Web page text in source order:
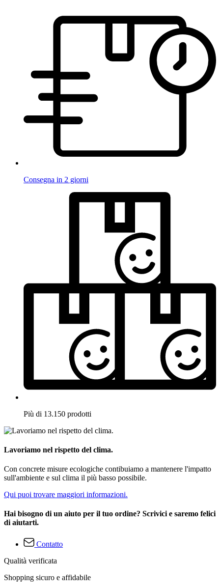
Consegna in 2 giorni
Più di 13.150 prodotti
Lavoriamo nel rispetto del clima.
Con concrete misure ecologiche contibuiamo a mantenere l'impatto
sull'ambiente e sul clima il più basso possibile.
Qui puoi trovare maggiori informazioni.
Hai bisogno di un aiuto per il tuo ordine? Scrivici e saremo felici
di aiutarti.
Contatto
Qualità verificata
Shopping sicuro e affidabile